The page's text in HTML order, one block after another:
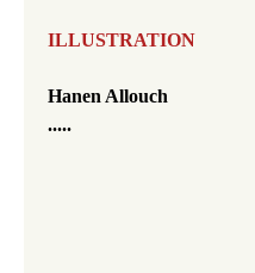
ILLUSTRATION
Hanen Allouch
.....